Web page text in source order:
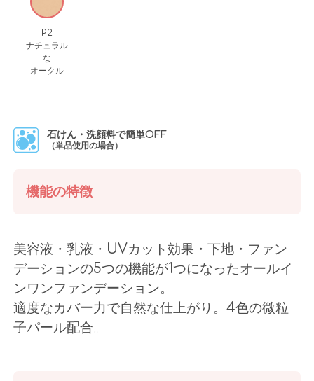
P2
ナチュラル
な
オークル
石けん・洗顔料で簡単OFF
（単品使用の場合）
機能の特徴
美容液・乳液・UVカット効果・下地・ファン
デーションの5つの機能が1つになったオールイ
ンワンファンデーション。
適度なカバー力で自然な仕上がり。4色の微粒
子パール配合。